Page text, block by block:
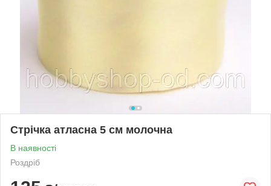
Стрічка атласна 5 см молочна
В наявності
Роздріб